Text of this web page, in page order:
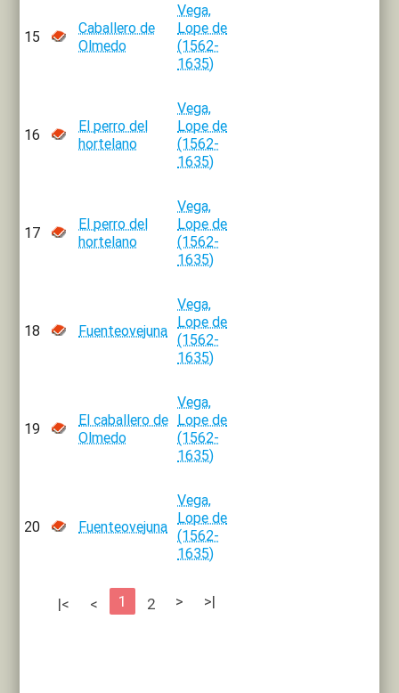
15
Caballero de
Olmedo
Vega,
Lope de
(1562-
1635)
16
El perro del
hortelano
Vega,
Lope de
(1562-
1635)
17
El perro del
hortelano
Vega,
Lope de
(1562-
1635)
18 Fuenteovejuna
Vega,
Lope de
(1562-
1635)
19
El caballero de
Olmedo
Vega,
Lope de
(1562-
1635)
20 Fuenteovejuna
Vega,
Lope de
(1562-
1635)
|< < 1 2 > >|